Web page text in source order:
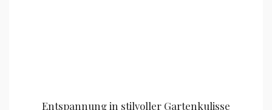
Entspannung in stilvoller Gartenkulisse